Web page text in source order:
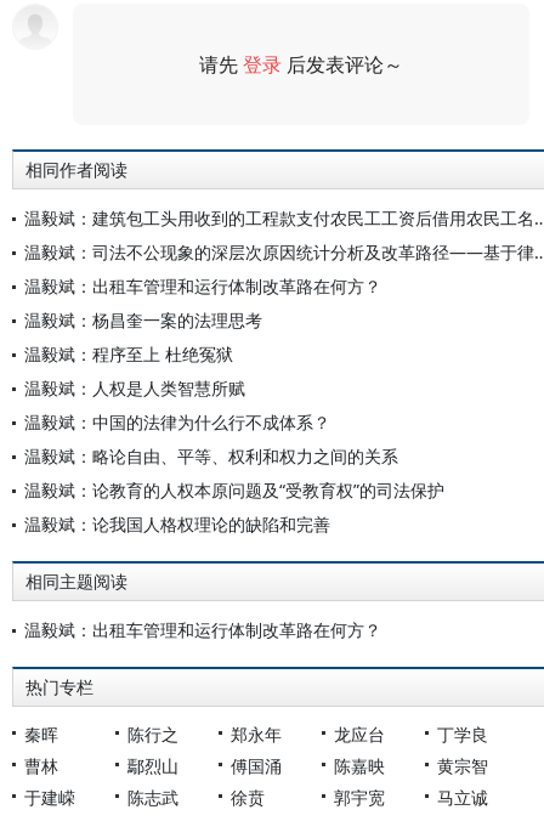
请先登录 后发表评论～
相同作者阅读
温毅斌：建筑包工头用收到的工程款支付农民工工资后借用农
温毅斌：司法不公现象的深层次原因统
温毅斌：出租车管理和运行体制改革路在何方？
温毅斌：杨昌奎一案的法理思考
温毅斌：程序至上 杜绝冤狱
温毅斌：人权是人类智慧所赋
温毅斌：中国的法律为什么行不成体系？
温毅斌：略论自由、平等、权利和权力之间的关系
温毅斌：论教育的人权本原问题及“受教育权”的司法保护
温毅斌：论我国人格权理论的缺陷和完善
相同主题阅读
温毅斌：出租车管理和运行体制改革路在何方？
热门专栏
秦晖 陈行之 郑永年 龙应台
丁学良
曹林
鄢烈山 傅国涌 陈嘉映
黄宗智
于建嵘
陈志武 徐贲 郭宇宽
马立诚